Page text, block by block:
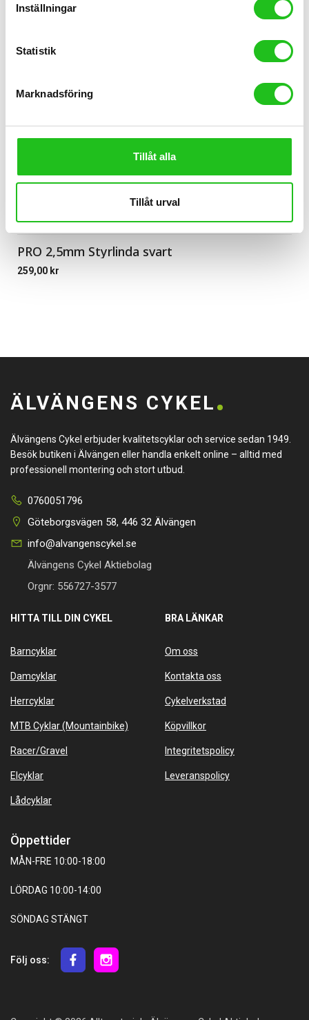
Inställningar
Statistik
Marknadsföring
Tillåt alla
Tillåt urval
Styrlindor
PRO 2,5mm Styrlinda svart
259,00 kr
ÄLVÄNGENS CYKEL
Älvängens Cykel erbjuder kvalitetscyklar och service sedan 1949.
Besök butiken i Älvängen eller handla enkelt online – alltid med
professionell montering och stort utbud.
0760051796
Göteborgsvägen 58, 446 32 Älvängen
info@alvangenscykel.se
Älvängens Cykel Aktiebolag
Orgnr: 556727-3577
HITTA TILL DIN CYKEL
Barncyklar
Damcyklar
Herrcyklar
MTB Cyklar (Mountainbike)
Racer/Gravel
Elcyklar
Lådcyklar
BRA LÄNKAR
Om oss
Kontakta oss
Cykelverkstad
Köpvillkor
Integritetspolicy
Leveranspolicy
Öppettider
MÅN-FRE 10:00-18:00
LÖRDAG 10:00-14:00
SÖNDAG STÄNGT
Följ oss: